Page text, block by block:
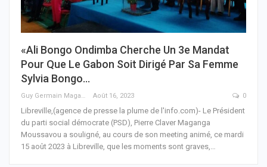
«Ali Bongo Ondimba Cherche Un 3e Mandat
Pour Que Le Gabon Soit Dirigé Par Sa Femme
Sylvia Bongo…
Guy Germain Maganga Nziengui Août 16, 2023 0
Libreville,(agence de presse la plume de l'info.com)- Le Président
du parti social démocrate (PSD), Pierre Claver Maganga
Moussavou a souligné, au cours de son meeting animé, ce mardi
15 août 2023 à Libreville, que les moments sont graves,